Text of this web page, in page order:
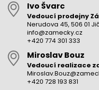
Ivo Švarc
Vedoucí prodejny
Nerudova 45, 506 01
info@zamecky.cz
+420 774 301 333
Miroslav Bouz
Vedoucí realizace
+420 728 193 831